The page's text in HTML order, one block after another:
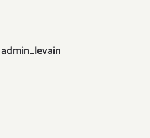
admin_levain